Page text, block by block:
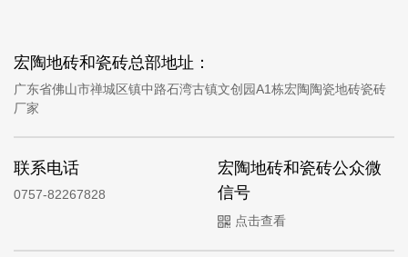
宏陶地砖和瓷砖总部地址：
广东省佛山市禅城区镇中路石湾古镇文创园A1栋宏陶陶瓷地砖瓷砖
厂家
联系电话
0757-82267828
宏陶地砖和瓷砖公众微
信号
点击查看